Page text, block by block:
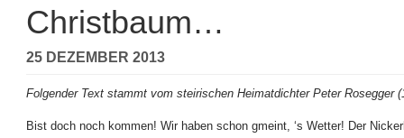
Christbaum…
25 DEZEMBER 2013
Folgender Text stammt vom steirischen Heimatdichter Peter Rosegger
Bist doch noch kommen! Wir haben schon gmeint, ‘s Wetter! Der